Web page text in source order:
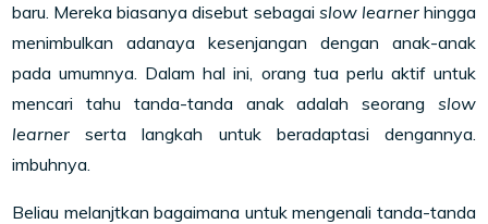
baru. Mereka biasanya disebut sebagai slow learnerhingga
menimbulkan adanaya kesenjangan dengan anak-anak
pada umumnya. Dalam hal ini, orang tua perlu aktif untuk
mencari tahu tanda-tanda anak adalah seorang slow
learner serta langkah untuk beradaptasi dengannya.
imbuhnya.
Beliau melanjtkan bagaimana untuk mengenali tanda-tanda